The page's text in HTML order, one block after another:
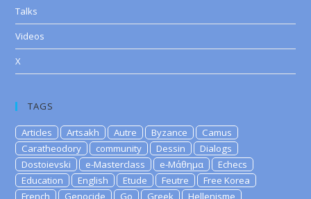
Talks
Videos
X
TAGS
Articles Artsakh Autre Byzance
Camus
Caratheodory
community Dessin
Dialogs
Dostoievski
e-Masterclass e-Μάθημα
Echecs
Education
English Etude Feutre
Free Korea
French
Genocide Go Greek
Hellenisme